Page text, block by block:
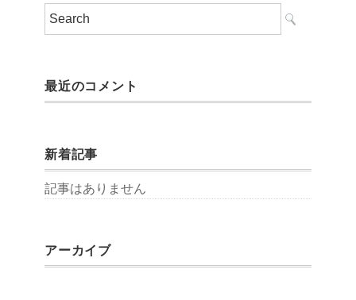
最近のコメント
新着記事
記事はありません
アーカイブ